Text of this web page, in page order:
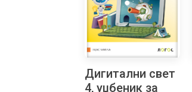
Дигитални свет
4, уџбеник за